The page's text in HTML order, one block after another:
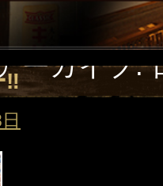
ーカイブ:
‼️